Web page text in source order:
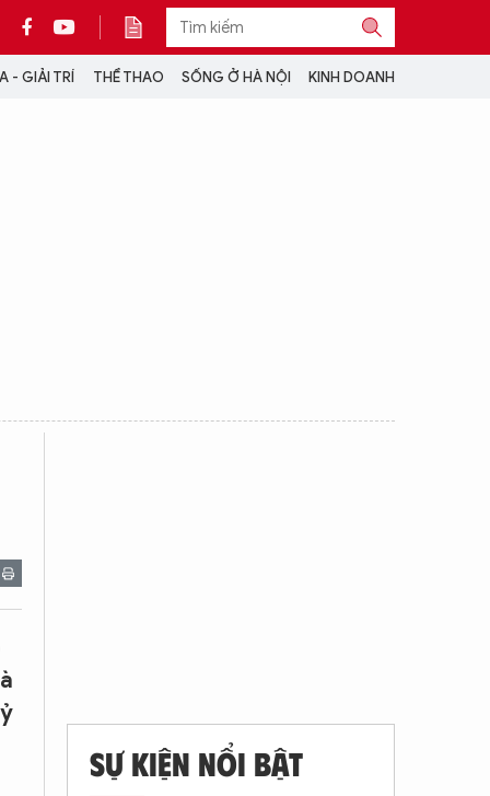
- GIẢI TRÍ THỂ THAO SỐNG Ở HÀ NỘI KINH DOANH
SỰ KIỆN NỔI BẬT